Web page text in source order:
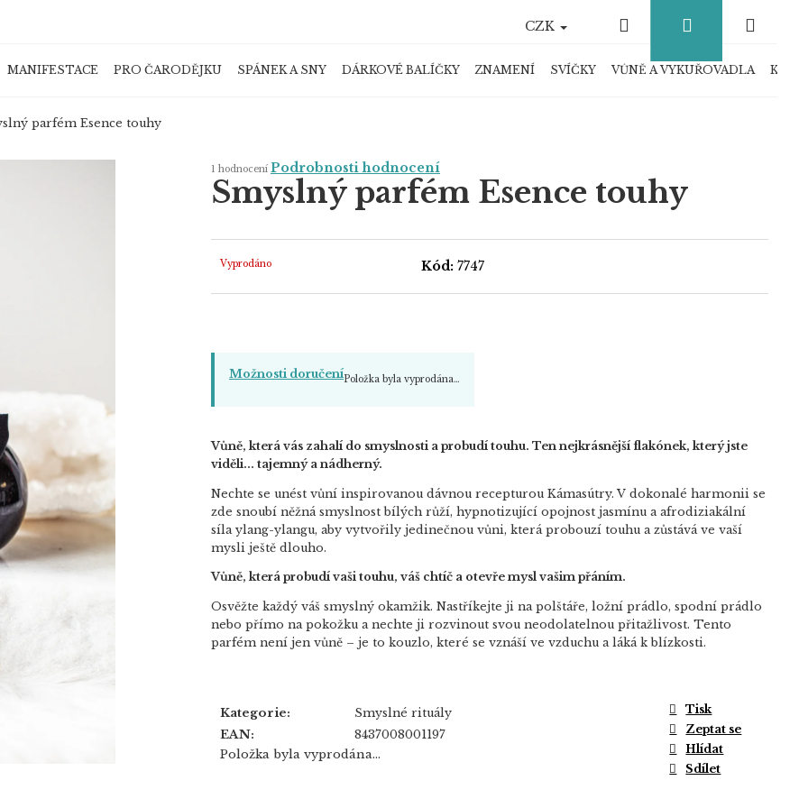
MANIFESTACE PRO ČARODĚJKU SPÁNEK A SNY DÁRKOVÉ BALÍČKY ZNAMENÍ SVÍČKY VŮNĚ A VYKUŘOVADLA
CZK Hledat Přihlášení
košík
parfém Esence touhy
Průměrné
hodnocení
produktu
je
1 hodnocení Podrobnosti hodnocení
Smyslný parfém Esence touhy
Vyprodáno Kód: 7747
Možnosti doručeníPoložka byla vyprodána…
Vůně, která vás zahalí do smyslnosti a probudí touhu. Ten nejkrásnější flakónek, který jste
viděli... tajemný a nádherný.
Nechte se unést vůní inspirovanou dávnou recepturou Kámasútry. V dokonalé harmonii se
zde snoubí něžná smyslnost bílých růží, hypnotizující opojnost jasmínu a afrodiziakální
síla ylang-ylangu, aby vytvořily jedinečnou vůni, která probouzí touhu a zůstává ve vaší
mysli ještě dlouho.
Vůně, která probudí vaši touhu, váš chtíč a otevře mysl vašim přáním.
Osvěžte každý váš smyslný okamžik. Nastříkejte ji na polštáře, ložní prádlo, spodní prádlo
nebo přímo na pokožku a nechte ji rozvinout svou neodolatelnou přitažlivost. Tento
parfém není jen vůně – je to kouzlo, které se vznáší ve vzduchu a láká k blízkosti.
Kategorie: Smyslné rituály
EAN:
8437008001197
Položka byla vyprodána…
Tisk
Zeptat se
Hlídat
Sdílet
Co potřebujete najít?
HLEDAT
Doporučujeme